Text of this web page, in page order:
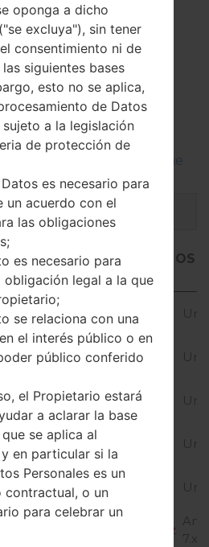
G5 Speed
firmwares de LG Phone
archivo OS
archivo
7.x
oponga a dicho
excluya"), sin tener
consentimiento ni de
siguientes bases
esto no se aplica,
de Datos
sujeto a la legislación
de protección de
es necesario para
un acuerdo con el
las obligaciones
es necesario para
obligación legal a la que
se relaciona con una
el interés público o en
público conferido
el Propietario estará
a aclarar la base
se aplica al
en particular si la
Personales es un
contractual, o un
para celebrar un